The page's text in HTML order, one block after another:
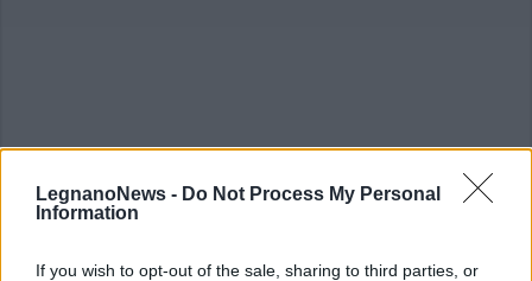
LegnanoNews - Do Not Process My Personal
Information
If you wish to opt-out of the sale, sharing to third parties, or